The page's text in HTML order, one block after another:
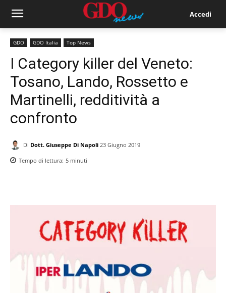
Accedi
GDO GDO Italia Top News
I Category killer del Veneto:
Tosano, Lando, Rossetto e
Martinelli, redditività a
confronto
Di Dott. Giuseppe Di Napoli 23 Giugno 2019
Tempo di lettura: 5 minuti